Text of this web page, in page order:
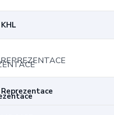
KHL
REPREZENTACE
Reprezentace